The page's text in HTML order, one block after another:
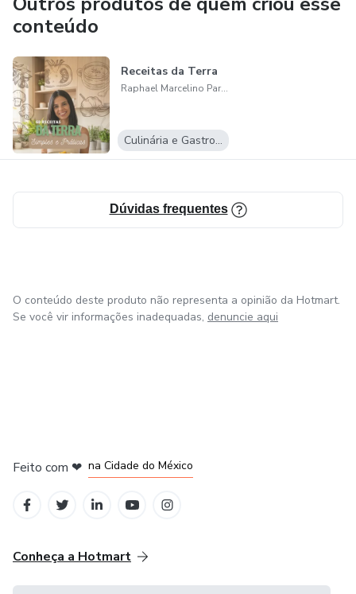
de maneira simples e prática, com alimentos que
encontramos no dia-a-dia. Nutrição simples e ao alcance
Regime= sofrer Dieta= comer
conteúdo
Receitas da Terra
Raphael Marcelino Parreira
Culinária e Gastronomia
Dúvidas frequentes
O conteúdo deste produto não representa a opinião da Hotmart.
Se você vir informações inadequadas, denuncie aqui
Feito com ❤ na Cidade do México
Conheça a Hotmart